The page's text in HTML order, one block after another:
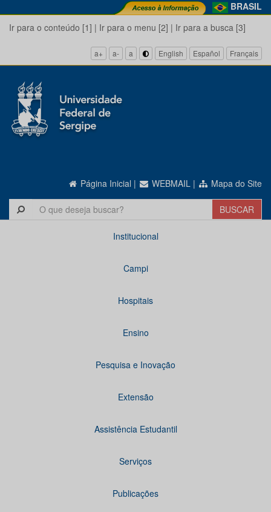
BRASIL
Ir para o conteúdo [1] | Ir para o menu [2] | Ir para a busca [3]
a+ a- a English Español Français
Página Inicial | WEBMAIL | Mapa do Site
Institucional
Campi
Hospitais
Ensino
Pesquisa e Inovação
Extensão
Assistência Estudantil
Serviços
Publicações